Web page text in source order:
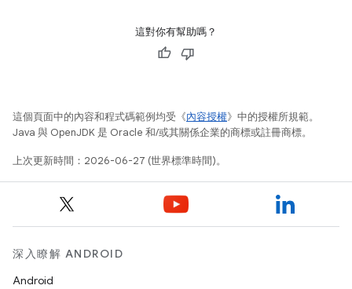
這對你有幫助嗎？
這個頁面中的內容和程式碼範例均受《內容授權》中的授權所規範。
Java 與 OpenJDK 是 Oracle 和/或其關係企業的商標或註冊商標。
上次更新時間：2026-06-27 (世界標準時間)。
深入瞭解 ANDROID
Android